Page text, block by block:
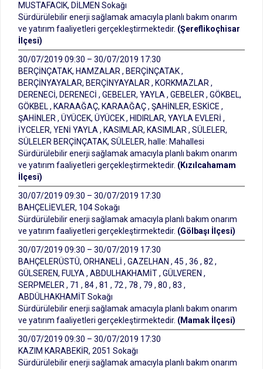
MUSTAFACIK, DİLMEN Sokağı
Sürdürülebilir enerji sağlamak amacıyla planlı bakım onarım
ve yatırım faaliyetleri gerçekleştirmektedir. (Şereflikoçhisar
İlçesi)
30/07/2019 09:30 – 30/07/2019 17:30
BERÇİNÇATAK, HAMZALAR , BERÇİNÇATAK ,
BERÇİNYAYALAR, BERÇİNYAYALAR , KORKMAZLAR ,
DERENECİ, DERENECİ , GEBELER, YAYLA , GEBELER , GÖKBEL,
GÖKBEL , KARAAĞAÇ, KARAAĞAÇ , ŞAHİNLER, ESKİCE ,
ŞAHİNLER , ÜYÜCEK, ÜYÜCEK , HIDIRLAR, YAYLA EVLERİ ,
İYCELER, YENİ YAYLA , KASIMLAR, KASIMLAR , SÜLELER,
SÜLELER BERÇİNÇATAK, SÜLELER, halle: Mahallesi
Sürdürülebilir enerji sağlamak amacıyla planlı bakım onarım
ve yatırım faaliyetleri gerçekleştirmektedir. (Kızılcahamam
İlçesi)
30/07/2019 09:30 – 30/07/2019 17:30
BAHÇELİEVLER, 104 Sokağı
Sürdürülebilir enerji sağlamak amacıyla planlı bakım onarım
ve yatırım faaliyetleri gerçekleştirmektedir. (Gölbaşı İlçesi)
30/07/2019 09:30 – 30/07/2019 17:30
BAHÇELERÜSTÜ, ORHANELİ , GAZELHAN , 45 , 36 , 82 ,
GÜLSEREN, FULYA , ABDULHAKHAMİT , GÜLVEREN ,
SERPMELER , 71 , 84 , 81 , 72 , 78 , 79 , 80 , 83 ,
ABDÜLHAKHAMİT Sokağı
Sürdürülebilir enerji sağlamak amacıyla planlı bakım onarım
ve yatırım faaliyetleri gerçekleştirmektedir. (Mamak İlçesi)
30/07/2019 09:30 – 30/07/2019 17:30
KAZIM KARABEKİR, 2051 Sokağı
Sürdürülebilir enerji sağlamak amacıyla planlı bakım onarım